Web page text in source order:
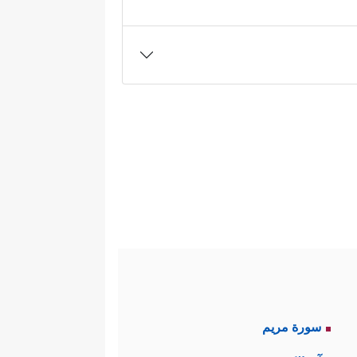
بعدها مُركَّزًا في الذين كفروا
وحده
على مساحة الأرض كلِّها،
سورة مريم